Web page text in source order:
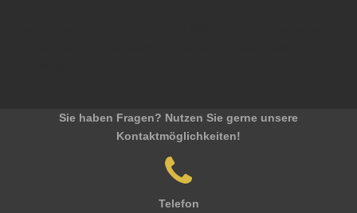
Sie haben Fragen? Nutzen Sie gerne unsere
Kontaktmöglichkeiten!
Telefon